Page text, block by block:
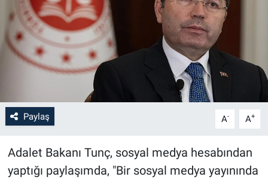
Paylaş A- A+
Adalet Bakanı Tunç, sosyal medya hesabından
yaptığı paylaşımda, "Bir sosyal medya yayınında